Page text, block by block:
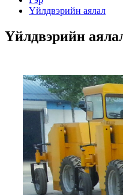
Үйлдвэрийн аялал
Үйлдвэрийн